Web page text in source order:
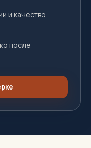
и качество
после